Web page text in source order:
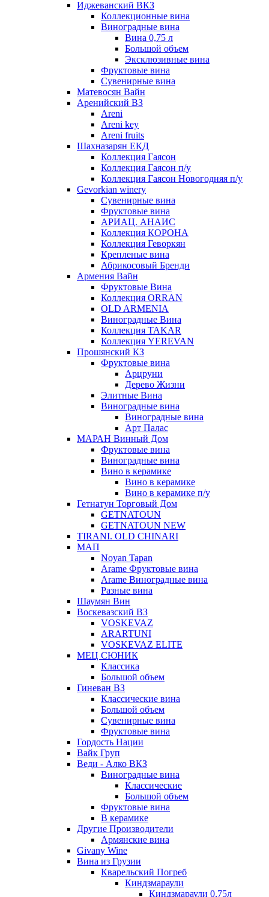
Иджеванский ВКЗ
Коллекционные вина
Виноградные вина
Вина 0,75 л
Большой объем
Эксклюзивные вина
Фруктовые вина
Cувенирные вина
Матевосян Вайн
Аренийский ВЗ
Areni
Areni key
Areni fruits
Шахназарян ЕКД
Коллекция Гаясон
Коллекция Гаясон п/у
Коллекция Гаясон Новогодняя п/у
Gevorkian winery
Сувенирные вина
Фруктовые вина
АРИАЦ. АНАИС
Коллекция КОРОНА
Коллекция Геворкян
Крепленые вина
Абрикосовый Бренди
Армения Вайн
Фруктовые Вина
Коллекция ORRAN
OLD ARMENIA
Виноградные Вина
Коллекция TAKAR
Коллекция YEREVAN
Прошянский КЗ
Фруктовые вина
Арцруни
Дерево Жизни
Элитные Вина
Виноградные вина
Виноградные вина
Арт Палас
МАРАН Винный Дом
Фруктовые вина
Виноградные вина
Вино в керамике
Вино в керамике
Вино в керамике п/у
Гетнатун Торговый Дом
GETNATOUN
GETNATOUN NEW
TIRANI. OLD CHINARI
МАП
Noyan Tapan
Arame Фруктовые вина
Arame Виноградные вина
Разные вина
Шаумян Вин
Воскевазский ВЗ
VOSKEVAZ
ARARTUNI
VOSKEVAZ ELITE
МЕЦ СЮНИК
Классика
Большой объем
Гиневан ВЗ
Классические вина
Большой объем
Сувенирные вина
Фруктовые вина
Гордость Нации
Вайк Груп
Веди - Алко ВКЗ
Виноградные вина
Классические
Большой объем
Фруктовые вина
В керамике
Другие Производители
Армянские вина
Givany Wine
Вина из Грузии
Кварельский Погреб
Киндзмараули
Киндзмараули 0,75л